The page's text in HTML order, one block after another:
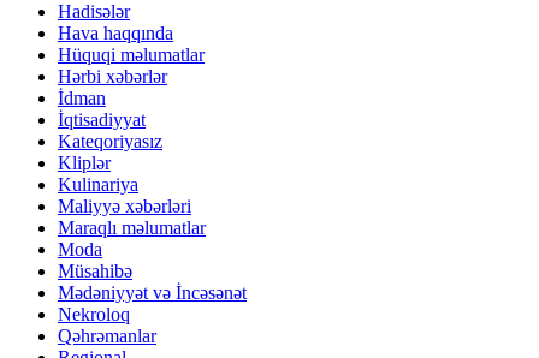
Hadisələr
Hava haqqında
Hüquqi məlumatlar
Hərbi xəbərlər
İdman
İqtisadiyyat
Kateqoriyasız
Kliplər
Kulinariya
Maliyyə xəbərləri
Maraqlı məlumatlar
Moda
Müsahibə
Mədəniyyət və İncəsənət
Nekroloq
Qəhrəmanlar